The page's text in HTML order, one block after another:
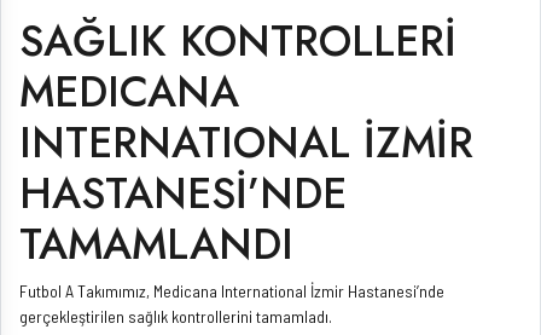
SAĞLIK KONTROLLERİ
MEDICANA
INTERNATIONAL İZMİR
HASTANESİ’NDE
TAMAMLANDI
Futbol A Takımımız, Medicana International İzmir Hastanesi’nde
gerçekleştirilen sağlık kontrollerini tamamladı.